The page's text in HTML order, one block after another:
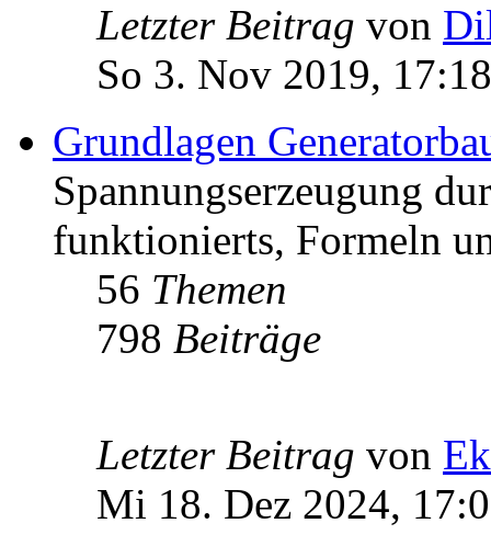
Letzter Beitrag von
So 3. Nov 2019, 17:18
Grundlagen
Spannungserzeugung
funktionierts, Formeln
56 Themen
798 Beiträge
Letzter Beitrag von
Mi 18. Dez 2024,